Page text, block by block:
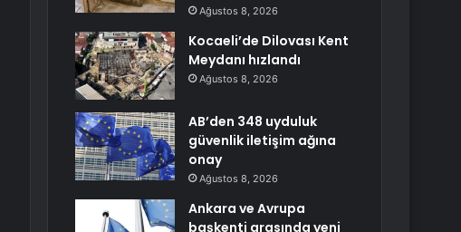
Ağustos 8, 2026
Kocaeli’de Dilovası Kent
Meydanı hızlandı
Ağustos 8, 2026
AB’den 348 uyduluk
güvenlik iletişim ağına
onay
Ağustos 8, 2026
Ankara ve Avrupa
başkenti arasında yeni